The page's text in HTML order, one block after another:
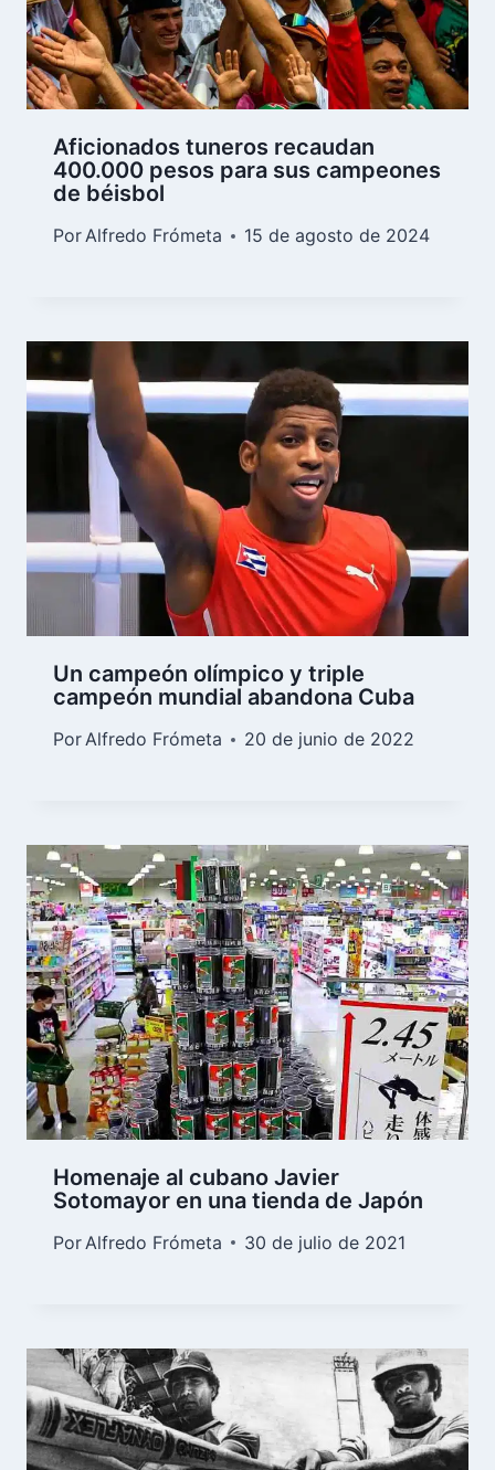
Aficionados tuneros recaudan
400.000 pesos para sus campeones
de béisbol
PorAlfredo Frómeta 15 de agosto de 2024
Un campeón olímpico y triple
campeón mundial abandona Cuba
PorAlfredo Frómeta 20 de junio de 2022
Homenaje al cubano Javier
Sotomayor en una tienda de Japón
Por Alfredo Frómeta 30 de julio de 2021